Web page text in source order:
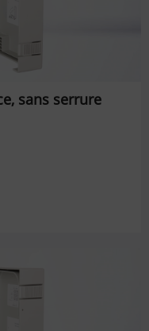
sans serrure